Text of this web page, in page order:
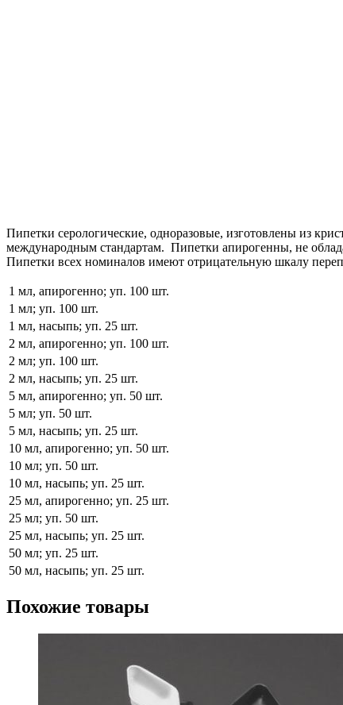
Пипетки серологические, одноразовые, изготовлены из
международным стандартам. Пипетки апирогенны, не
Пипетки всех номиналов имеют отрицательную шкалу
1 мл, апирогенно; уп. 100 шт.
1 мл; уп. 100 шт.
1 мл, насыпь; уп. 25 шт.
2 мл, апирогенно; уп. 100 шт.
2 мл; уп. 100 шт.
2 мл, насыпь; уп. 25 шт.
5 мл, апирогенно; уп. 50 шт.
5 мл; уп. 50 шт.
5 мл, насыпь; уп. 25 шт.
10 мл, апирогенно; уп. 50 шт.
10 мл; уп. 50 шт.
10 мл, насыпь; уп. 25 шт.
25 мл, апирогенно; уп. 25 шт.
25 мл; уп. 50 шт.
25 мл, насыпь; уп. 25 шт.
50 мл; уп. 25 шт.
50 мл, насыпь; уп. 25 шт.
Похожие товары